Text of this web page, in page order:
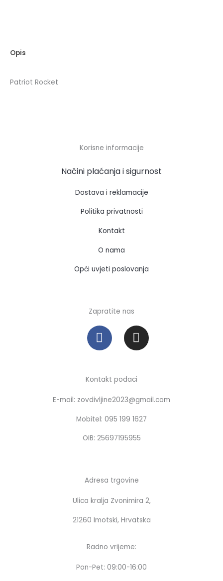
Opis
Patriot Rocket
Korisne informacije
Načini plaćanja i sigurnost
Dostava i reklamacije
Politika privatnosti
Kontakt
O nama
Opći uvjeti poslovanja
Zapratite nas
F
a
c
b
o
o
k
I
n
s
a
r
a
m
Kontakt podaci
E-mail: zovdivljine2023@gmail.com
Mobitel: 095 199 1627
OIB: 25697195955
Adresa trgovine
Ulica kralja Zvonimira 2,
21260 Imotski, Hrvatska
Radno vrijeme:
Pon-Pet: 09:00-16:00